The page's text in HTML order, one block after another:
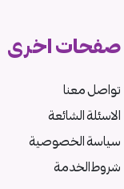
صفحات اخرى
تواصل معنا
الاسئلة الشائعة
سياسة الخصوصية
شروط الخدمة